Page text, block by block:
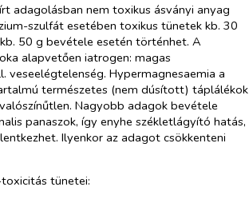
adagolásban nem toxikus ásványi anyag
szulfát esetében toxikus tünetek kb. 30
50 g bevétele esetén történhet. A
alapvetően iatrogen: magas
veseelégtelenség. Hypermagnesaemia a
természetes (nem dúsított) táplálékok
Nagyobb adagok bevétele
panaszok, így enyhe székletlágyító hatás,
Ilyenkor az adagot csökkenteni
tünetei: